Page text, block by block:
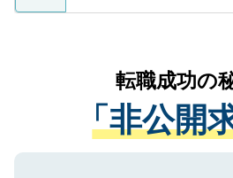
ているすべての個人デ
は、個人情報の取り扱
管理基準を満たした事
る、プライバシーマー
ご登録いただいた個人
かがいして、現在の医
経験をまじえながら、
させていただきます。
ない方には、長期的な
ので、まずはご登録く
転職成功の
「非公開